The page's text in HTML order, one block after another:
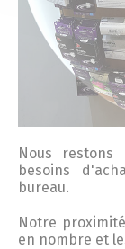
Nous
besoins
bureau.
Notre
en nombre et